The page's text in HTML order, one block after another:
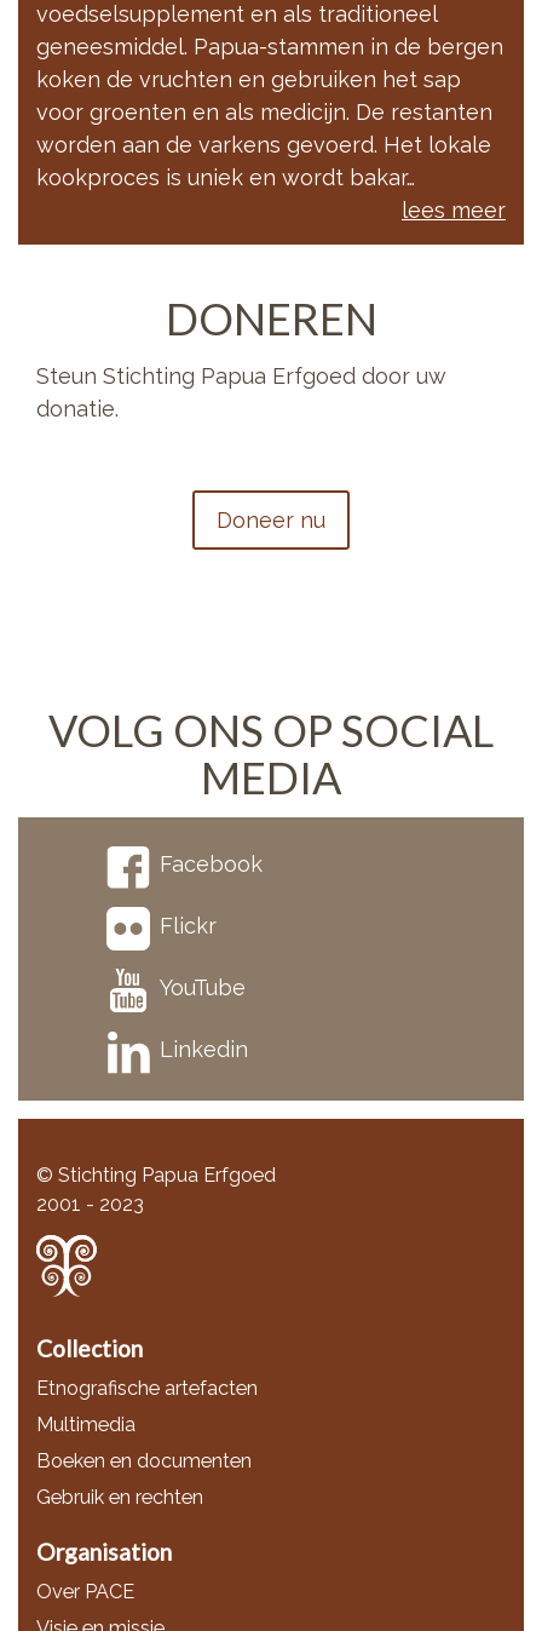
voedselsupplement en als traditioneel
geneesmiddel. Papua-stammen in de bergen
koken de vruchten en gebruiken het sap
voor groenten en als medicijn. De restanten
worden aan de varkens gevoerd. Het lokale
kookproces is uniek en wordt bakar…
lees meer
DONEREN
Steun Stichting Papua Erfgoed door uw
donatie.
Doneer nu
VOLG ONS OP SOCIAL
MEDIA
Facebook
Flickr
YouTube
Linkedin
© Stichting Papua Erfgoed
2001 - 2023
Collection
Etnografische artefacten
Multimedia
Boeken en documenten
Gebruik en rechten
Organisation
Over PACE